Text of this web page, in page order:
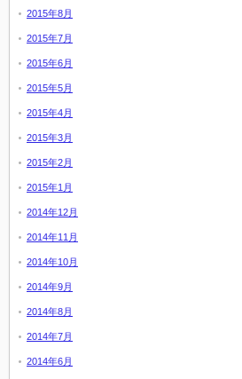
2015年8月
2015年7月
2015年6月
2015年5月
2015年4月
2015年3月
2015年2月
2015年1月
2014年12月
2014年11月
2014年10月
2014年9月
2014年8月
2014年7月
2014年6月